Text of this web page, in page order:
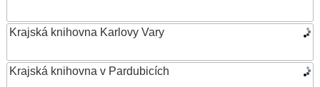
Krajská knihovna Karlovy Vary
Krajská knihovna v Pardubicích